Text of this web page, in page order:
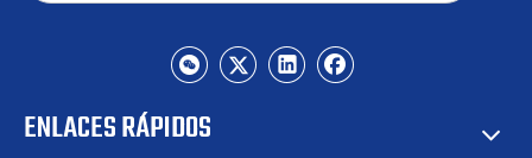
ENLACES RÁPIDOS